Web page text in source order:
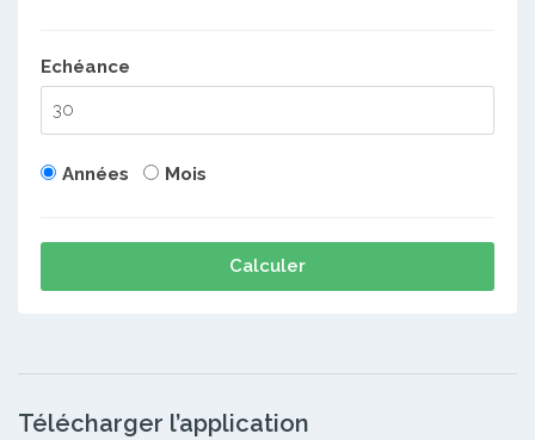
Echéance
Années Mois
Calculer
Télécharger l’application